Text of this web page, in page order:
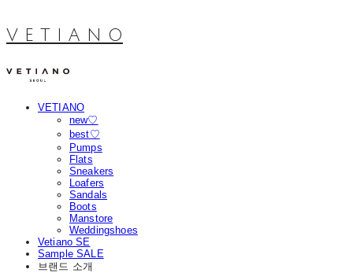
V E T I A N O
VETIANO
new♡
best♡
Pumps
Flats
Sneakers
Loafers
Sandals
Boots
Manstore
Weddingshoes
Vetiano SE
Sample SALE
브랜드 소개